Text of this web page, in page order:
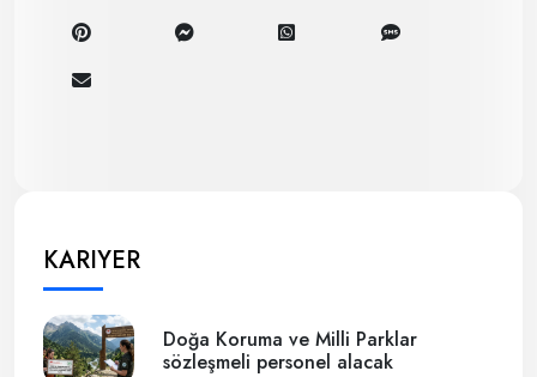
KARIYER
Doğa Koruma ve Milli Parklar
sözleşmeli personel alacak